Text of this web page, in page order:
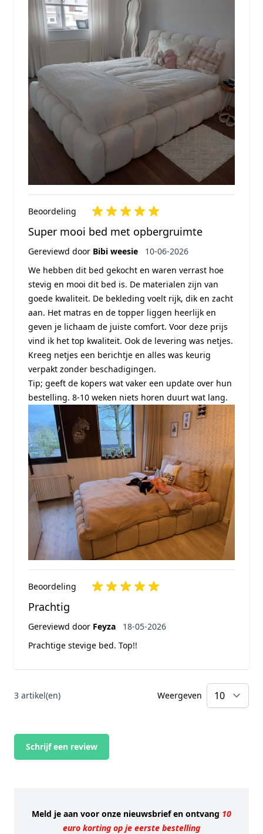
Beoordeling
Super mooi bed met opbergruimte
Gereviewd door Bibi weesie 10 juni 2026
10-06-2026
We hebben dit bed gekocht en waren verrast hoe
stevig en mooi dit bed is. De materialen zijn van
goede kwaliteit. De bekleding voelt rijk, dik en zacht
aan. Het matras en de topper liggen heerlijk en
geven je lichaam de juiste comfort. Voor deze prijs
vind ik het top kwaliteit. Ook de levering was netjes.
Kreeg netjes een berichtje en alles was keurig
verpakt zonder beschadigingen.
Tip; geeft de kopers wat vaker een update over hun
bestelling. 8-10 weken niets horen duurt wat lang.
Beoordeling
Prachtig
Gereviewd door Feyza 18 mei 2026
18-05-2026
Prachtige stevige bed. Top!!
3 artikel(en) Weergeven
Schrijf een review
Meld je aan voor onze nieuwsbrief en ontvang 10
euro korting op je eerste bestelling